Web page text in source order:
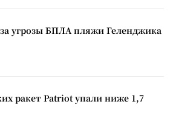
угрозы БПЛА пляжи Геленджика
ракет Patriot упали ниже 1,7